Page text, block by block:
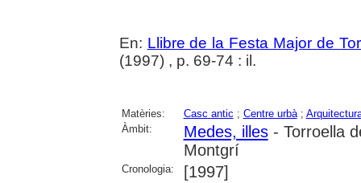
En: Llibre de la Festa Major de
(1997) , p. 69-74 : il.
Matèries: Casc antic ; Centre urbà;
Àmbit:
Medes, illes- Torroella
Montgrí
Cronologia: [1997]